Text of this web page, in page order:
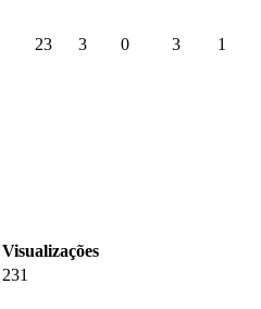
23 3 0 3 1
Visualizações
231